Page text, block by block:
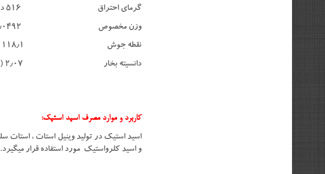
گرمای احتراق ۵۱۶ درجه سانتیگراد
وزن مخصوص ۱٫۰۴۹۲(در ۲۰ درجه سانتیگراد)
نقطه جوش ۱۱۸٫۱ درجه سانتیگراد
دانسیته بخار ۲٫۰۷ (در هوای یک اتمسفر)
کاربرد و موارد مصرف اسید استیک:
و اسید کلرواستیک مورد استفاده قرار میگیرد.